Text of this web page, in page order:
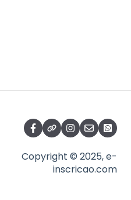
Copyright © 2025, e-
inscricao.com